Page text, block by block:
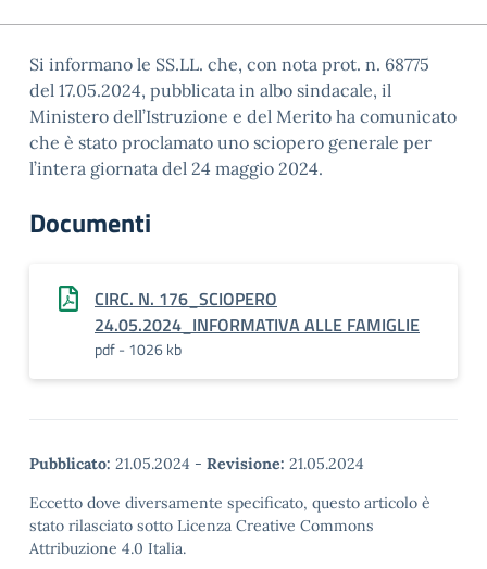
Si informano le SS.LL. che, con nota prot. n. 68775
del 17.05.2024, pubblicata in albo sindacale, il
Ministero dell’Istruzione e del Merito ha comunicato
che è stato proclamato uno sciopero generale per
l’intera giornata del 24 maggio 2024.
Documenti
CIRC. N. 176_SCIOPERO
24.05.2024_INFORMATIVA ALLE FAMIGLIE
pdf - 1026 kb
Pubblicato: 21.05.2024 - Revisione: 21.05.2024
Eccetto dove diversamente specificato, questo articolo è
stato rilasciato sotto Licenza Creative Commons
Attribuzione 4.0 Italia.